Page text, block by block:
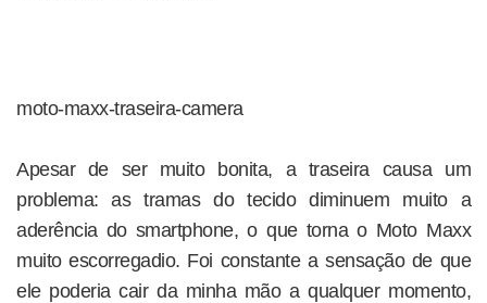
moto-maxx-traseira-camera
Apesar de ser muito bonita, a traseira causa um
problema: as tramas do tecido diminuem muito a
aderência do smartphone, o que torna o Moto Maxx
muito escorregadio. Foi constante a sensação de que
ele poderia cair da minha mão a qualquer momento,